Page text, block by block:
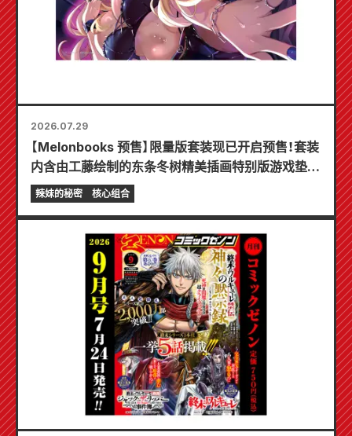
2026.07.29
【Melonbooks 预售】限量版套装现已开启预售！套装
内含由工藤绘制的东条冬树精美插画特别版游戏垫！
《辣妹新娘的秘密》最新第6卷将于10月20日发售！
辣妹的秘密 核心组合